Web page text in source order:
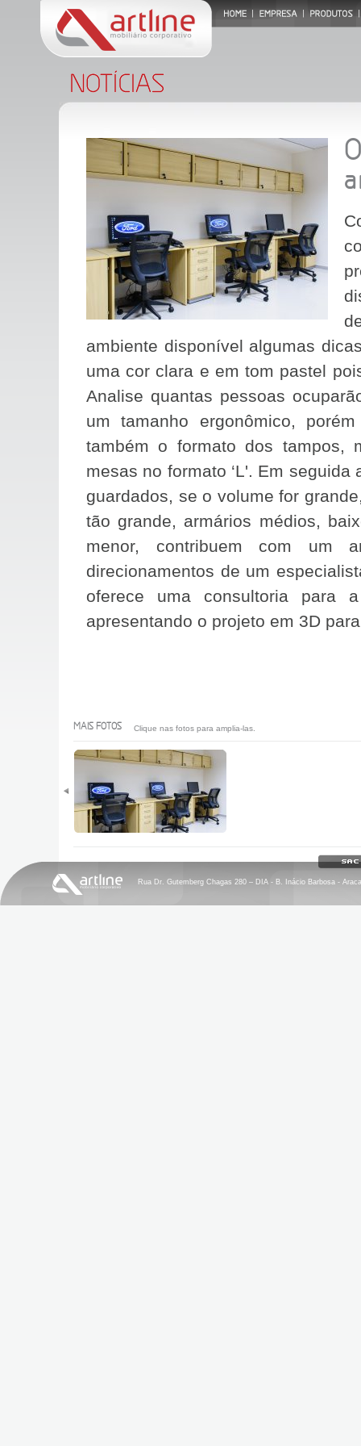
ambiente disponível algumas
uma cor clara e em tom pastel
Analise quantas pessoas
um tamanho ergonômico,
também o formato dos tampos,
mesas no formato ‘L'. Em
guardados, se o volume for
tão grande, armários médios,
menor, contribuem com um
direcionamentos de um
oferece uma consultoria para
apresentando o projeto em 3D
MAIS FOTOS Clique nas fotos para amplia-las.
Rua Dr. Gutemberg Chagas 280 – DIA - B. Inácio Barbosa -